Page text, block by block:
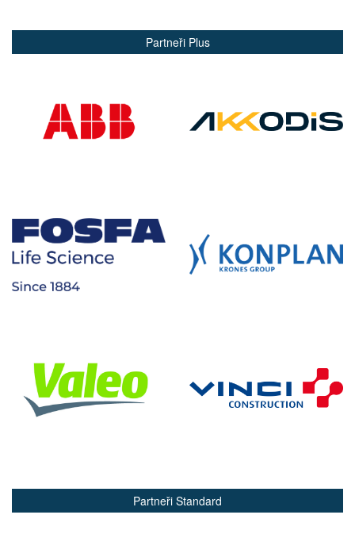
Partneři Plus
Partneři Standard